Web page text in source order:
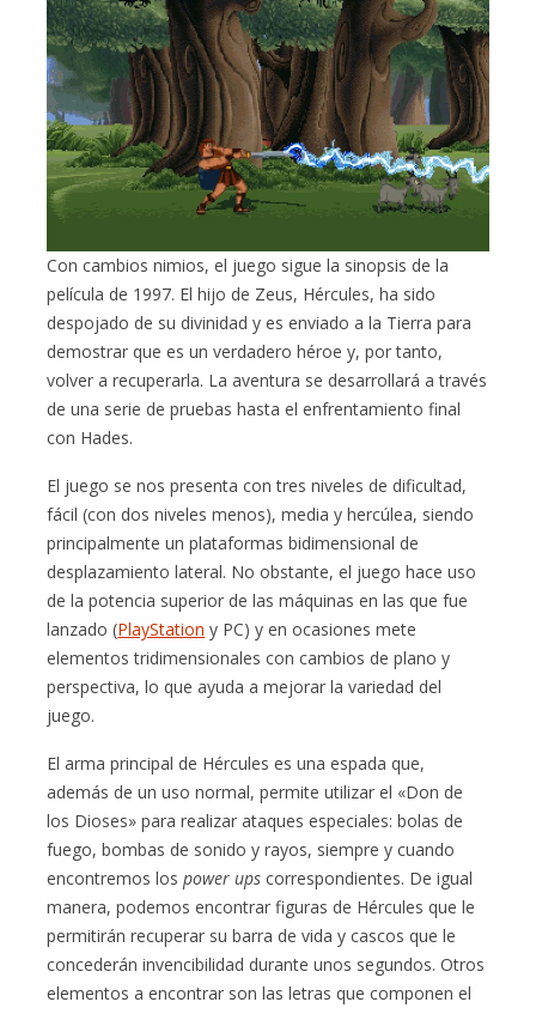
Con cambios nimios, el juego sigue la sinopsis de la
película de 1997. El hijo de Zeus, Hércules, ha sido
despojado de su divinidad y es enviado a la Tierra para
demostrar que es un verdadero héroe y, por tanto,
volver a recuperarla. La aventura se desarrollará a través
de una serie de pruebas hasta el enfrentamiento final
con Hades.
El juego se nos presenta con tres niveles de dificultad,
fácil (con dos niveles menos), media y hercúlea, siendo
principalmente un plataformas bidimensional de
desplazamiento lateral. No obstante, el juego hace uso
de la potencia superior de las máquinas en las que fue
lanzado (PlayStation y PC) y en ocasiones mete
elementos tridimensionales con cambios de plano y
perspectiva, lo que ayuda a mejorar la variedad del
juego.
El arma principal de Hércules es una espada que,
además de un uso normal, permite utilizar el «Don de
los Dioses» para realizar ataques especiales: bolas de
fuego, bombas de sonido y rayos, siempre y cuando
encontremos lospower ups correspondientes. De igual
manera, podemos encontrar figuras de Hércules que le
permitirán recuperar su barra de vida y cascos que le
concederán invencibilidad durante unos segundos. Otros
elementos a encontrar son las letras que componen el